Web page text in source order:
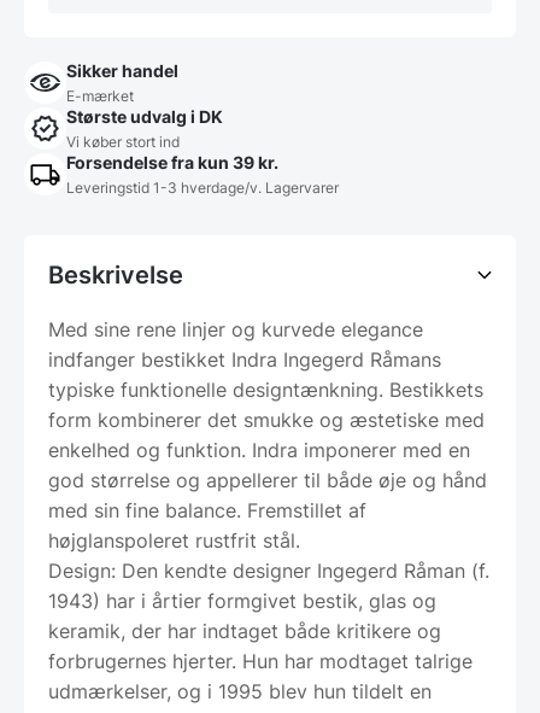
Sikker handel
E-mærket
Største udvalg i DK
Vi køber stort ind
Forsendelse fra kun 39 kr.
Leveringstid 1-3 hverdage/v. Lagervarer
Beskrivelse
Med sine rene linjer og kurvede elegance
indfanger bestikket Indra Ingegerd Råmans
typiske funktionelle designtænkning. Bestikkets
form kombinerer det smukke og æstetiske med
enkelhed og funktion. Indra imponerer med en
god størrelse og appellerer til både øje og hånd
med sin fine balance. Fremstillet af
højglanspoleret rustfrit stål.
Design: Den kendte designer Ingegerd Råman (f.
1943) har i årtier formgivet bestik, glas og
keramik, der har indtaget både kritikere og
forbrugernes hjerter. Hun har modtaget talrige
udmærkelser, og i 1995 blev hun tildelt en